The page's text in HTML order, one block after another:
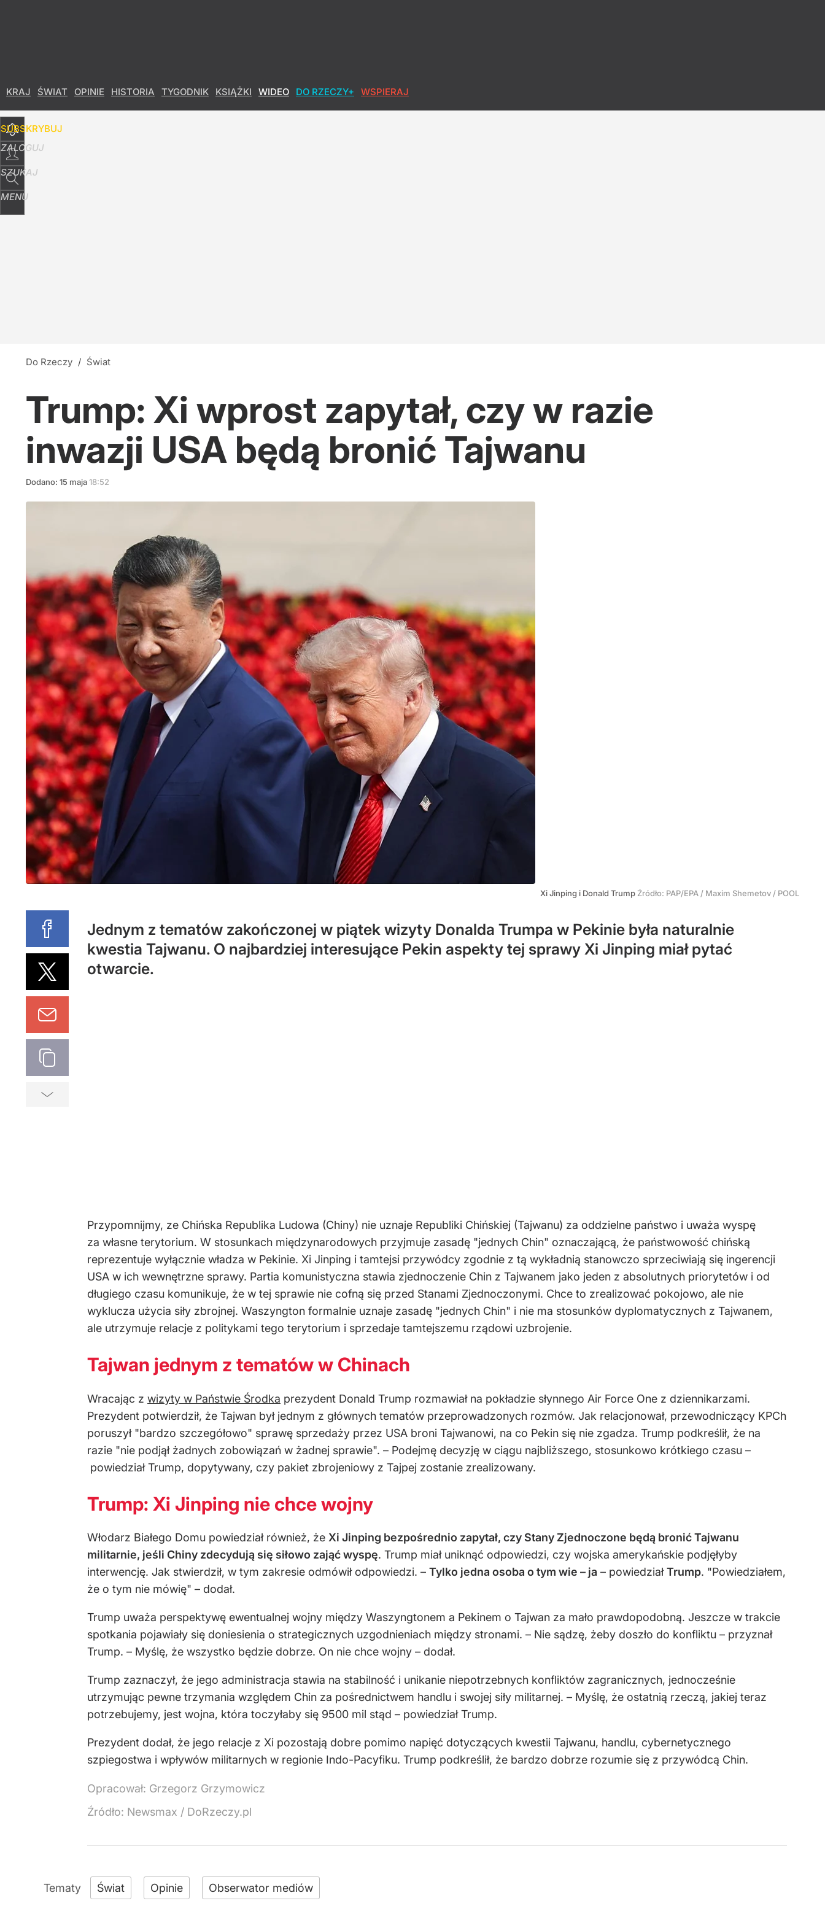
KRAJ ŚWIAT OPINIE HISTORIA TYGODNIK KSIĄŻKI WIDEO DO RZECZY+ WSPIERAJ
SUBSKRYBUJ
ZALOGUJ
SZUKAJ
MENU
Do Rzeczy / Świat
Trump: Xi wprost zapytał, czy w razie
inwazji USA będą bronić Tajwanu
Dodano: 15 maja18:52
Xi Jinping i Donald Trump Źródło: PAP/EPA / Maxim Shemetov / POOL
Jednym z tematów zakończonej w piątek wizyty Donalda Trumpa w Pekinie była naturalnie
kwestia Tajwanu. O najbardziej interesujące Pekin aspekty tej sprawy Xi Jinping miał pytać
otwarcie.
Przypomnijmy, ze Chińska Republika Ludowa (Chiny) nie uznaje Republiki Chińskiej (Tajwanu) za oddzielne państwo i uważa wyspę
za własne terytorium. W stosunkach międzynarodowych przyjmuje zasadę "jednych Chin" oznaczającą, że państwowość chińską
reprezentuje wyłącznie władza w Pekinie. Xi Jinping i tamtejsi przywódcy zgodnie z tą wykładnią stanowczo sprzeciwiają się ingerencji
USA w ich wewnętrzne sprawy. Partia komunistyczna stawia zjednoczenie Chin z Tajwanem jako jeden z absolutnych priorytetów i od
długiego czasu komunikuje, że w tej sprawie nie cofną się przed Stanami Zjednoczonymi. Chce to zrealizować pokojowo, ale nie
wyklucza użycia siły zbrojnej. Waszyngton formalnie uznaje zasadę "jednych Chin" i nie ma stosunków dyplomatycznych z Tajwanem,
ale utrzymuje relacje z politykami tego terytorium i sprzedaje tamtejszemu rządowi uzbrojenie.
Tajwan jednym z tematów w Chinach
Wracając z wizyty w Państwie Środka prezydent Donald Trump rozmawiał na pokładzie słynnego Air Force One z dziennikarzami.
Prezydent potwierdził, że Tajwan był jednym z głównych tematów przeprowadzonych rozmów. Jak relacjonował, przewodniczący KPCh
poruszył "bardzo szczegółowo" sprawę sprzedaży przez USA broni Tajwanowi, na co Pekin się nie zgadza. Trump podkreślił, że na
razie "nie podjął żadnych zobowiązań w żadnej sprawie". – Podejmę decyzję w ciągu najbliższego, stosunkowo krótkiego czasu –
powiedział Trump, dopytywany, czy pakiet zbrojeniowy z Tajpej zostanie zrealizowany.
Trump: Xi Jinping nie chce wojny
Włodarz Białego Domu powiedział również, że Xi Jinping bezpośrednio zapytał, czy Stany Zjednoczone będą bronić Tajwanu
militarnie, jeśli Chiny zdecydują się siłowo zająć wyspę. Trump miał uniknąć odpowiedzi, czy wojska amerykańskie podjęłyby
interwencję. Jak stwierdził, w tym zakresie odmówił odpowiedzi. – Tylko jedna osoba o tym wie – ja – powiedziałTrump. "Powiedziałem,
że o tym nie mówię" – dodał.
Trump uważa perspektywę ewentualnej wojny między Waszyngtonem a Pekinem o Tajwan za mało prawdopodobną. Jeszcze w trakcie
spotkania pojawiały się doniesienia o strategicznych uzgodnieniach między stronami. – Nie sądzę, żeby doszło do konfliktu – przyznał
Trump. – Myślę, że wszystko będzie dobrze. On nie chce wojny – dodał.
Trump zaznaczył, że jego administracja stawia na stabilność i unikanie niepotrzebnych konfliktów zagranicznych, jednocześnie
utrzymując pewne trzymania względem Chin za pośrednictwem handlu i swojej siły militarnej. – Myślę, że ostatnią rzeczą, jakiej teraz
potrzebujemy, jest wojna, która toczyłaby się 9500 mil stąd – powiedział Trump.
Prezydent dodał, że jego relacje z Xi pozostają dobre pomimo napięć dotyczących kwestii Tajwanu, handlu, cybernetycznego
szpiegostwa i wpływów militarnych w regionie Indo-Pacyfiku. Trump podkreślił, że bardzo dobrze rozumie się z przywódcą Chin.
Opracował: Grzegorz Grzymowicz
Źródło: Newsmax / DoRzeczy.pl
Świat Opinie Obserwator mediów